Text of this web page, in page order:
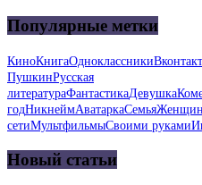
Популярные метки
КиноКнигаОдноклассники
ПушкинРусская
литератураФантастикаДевушка
годНикнеймАватаркаСемья
сетиМультфильмыСвоими руками
Новый статьи